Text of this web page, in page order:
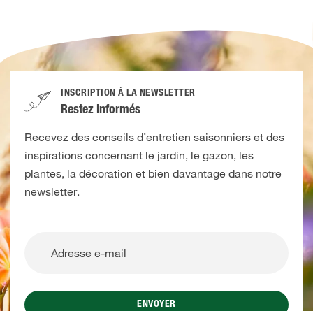
INSCRIPTION À LA NEWSLETTER
Restez informés
Recevez des conseils d’entretien saisonniers et des
inspirations concernant le jardin, le gazon, les
plantes, la décoration et bien davantage dans notre
newsletter.
ENVOYER